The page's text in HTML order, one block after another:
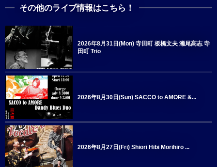
その他のライブ情報はこちら！
2026年8月31日(Mon) 寺田町 板橋文夫 瀬尾高志 寺
田町 Trio
2026年8月30日(Sun) SACCO to AMORE &...
2026年8月27日(Fri) Shiori Hibi Morihiro ...